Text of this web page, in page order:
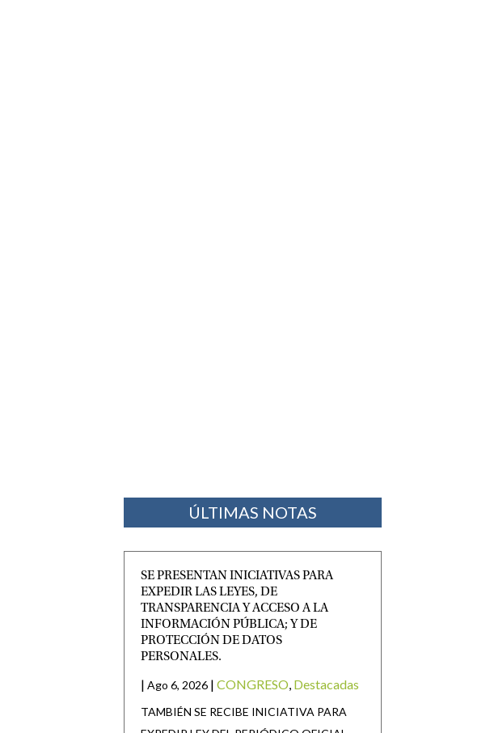
ÚLTIMAS NOTAS
SE PRESENTAN INICIATIVAS PARA
EXPEDIR LAS LEYES, DE
TRANSPARENCIA Y ACCESO A LA
INFORMACIÓN PÚBLICA; Y DE
PROTECCIÓN DE DATOS
PERSONALES.
| Ago 6, 2026 | CONGRESO, Destacadas
TAMBIÉN SE RECIBE INICIATIVA PARA